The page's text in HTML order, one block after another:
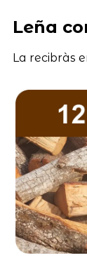
Leña
La recibràs